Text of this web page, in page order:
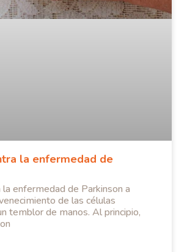
la enfermedad de
la enfermedad de Parkinson a
de las células
temblor de manos. Al principio,